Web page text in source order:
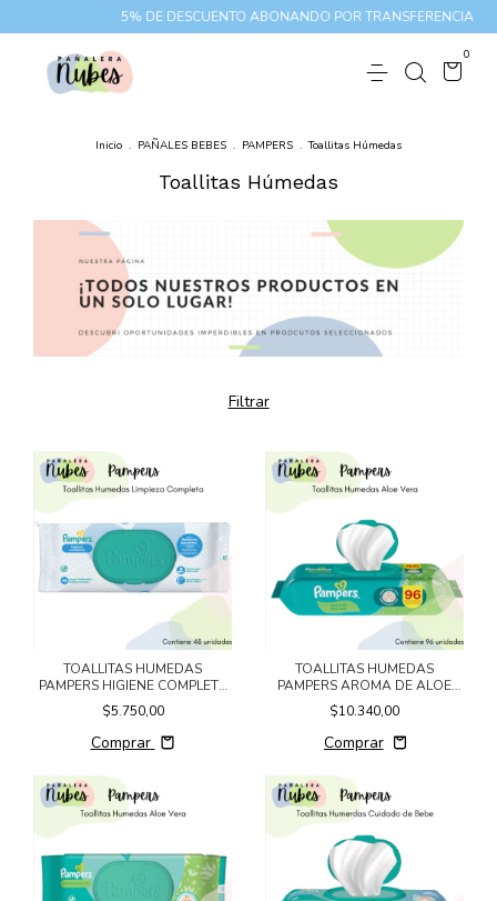
5% DE DESCUENTO ABONANDO POR TRANSFERENCIA
0
Inicio . PAÑALES BEBES . PAMPERS . Toallitas Húmedas
Toallitas Húmedas
Filtrar
TOALLITAS HUMEDAS
PAMPERS HIGIENE COMPLETA
x48un.
$5.750,00
Comprar
TOALLITAS HUMEDAS
PAMPERS AROMA DE ALOE
VERA x96u.
$10.340,00